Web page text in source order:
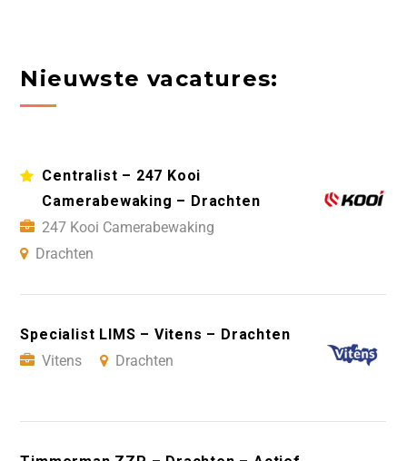
Nieuwste vacatures:
Centralist – 247 Kooi
Camerabewaking – Drachten
247 Kooi Camerabewaking
Drachten
Specialist LIMS – Vitens – Drachten
Vitens
Drachten